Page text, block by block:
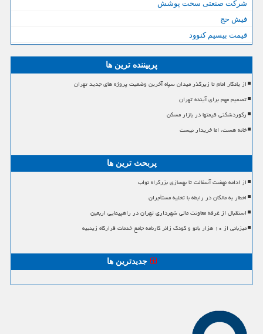
شرکت صنعتی سخت پوشش
فیش حج
قیمت بیسیم کنوود
پربیننده ترین ها
از یادگار امام تا زیرگذر میدان سپاه آخرین وضعیت پروژه های جدید تهران
تصمیم مهم برای آینده تهران
رکوردشکنی قیمتها در بازار مسکن
خانه هست، اما خریدار نیست
پربحث ترین ها
از ادامه نهضت آسفالت تا بهسازی بزرگراه نواب
اخطار به مالکان در رابطه با تخلیه مستأجران
استقبال از غرفه معاونت مالی شهرداری تهران در راهپیمایی اربعین
میزبانی از ۱۰ هزار بانو و کودک زائر کارنامه جامع خدمات قرارگاه زینبیه
جدیدترین ها